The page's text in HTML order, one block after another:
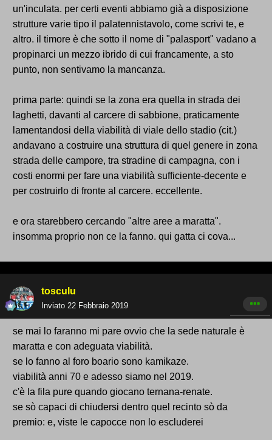
dia un palazzetto tradizionale - visto che alla fine a
noi serve quello al momento, per quanto versatile -
per quelli che devono finanziare sta cosa. Mah...
Dovrei vedere il rendering di cosa vogliono tirarne
fuori.
eventi legati al gaming", che suona piuttosto sinistro.
un'inculata. per certi eventi abbiamo già a disposizione
strutture varie tipo il palatennistavolo, come scrivi te, e
altro. il timore è che sotto il nome di "palasport" vadano a
propinarci un mezzo ibrido di cui francamente, a sto
punto, non sentivamo la mancanza.
prima parte: quindi se la zona era quella in strada dei
laghetti, davanti al carcere di sabbione, praticamente
lamentandosi della viabilità di viale dello stadio (cit.)
andavano a costruire una struttura di quel genere in zona
strada delle campore, tra stradine di campagna, con i
costi enormi per fare una viabilità sufficiente-decente e
per costruirlo di fronte al carcere. eccellente.
e ora starebbero cercando "altre aree a maratta".
insomma proprio non ce la fanno. qui gatta ci cova...
tosculu
Inviato 22 Febbraio 2019
se mai lo faranno mi pare ovvio che la sede naturale è
maratta e con adeguata viabilità.
se lo fanno al foro boario sono kamikaze.
viabilità anni 70 e adesso siamo nel 2019.
c'è la fila pure quando giocano ternana-renate.
se sò capaci di chiudersi dentro quel recinto sò da
premio: e, viste le capocce non lo escluderei